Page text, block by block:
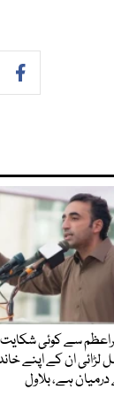
سے کوئی
لڑائی ان کے اپنے
ہے، بلاول